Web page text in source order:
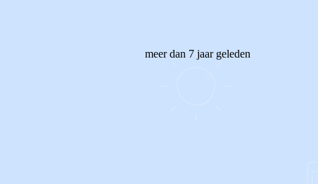
meer dan 7 jaar geleden